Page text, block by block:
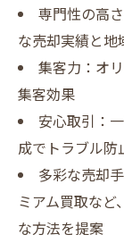
調査
ト
建物
だん
リフォー
リフ
VR室
専門性の高
な売却実績と地
集客力：オ
集客効果
安心取引：
成でトラブル防
多彩な売却
ミアム買取な
な方法を提案